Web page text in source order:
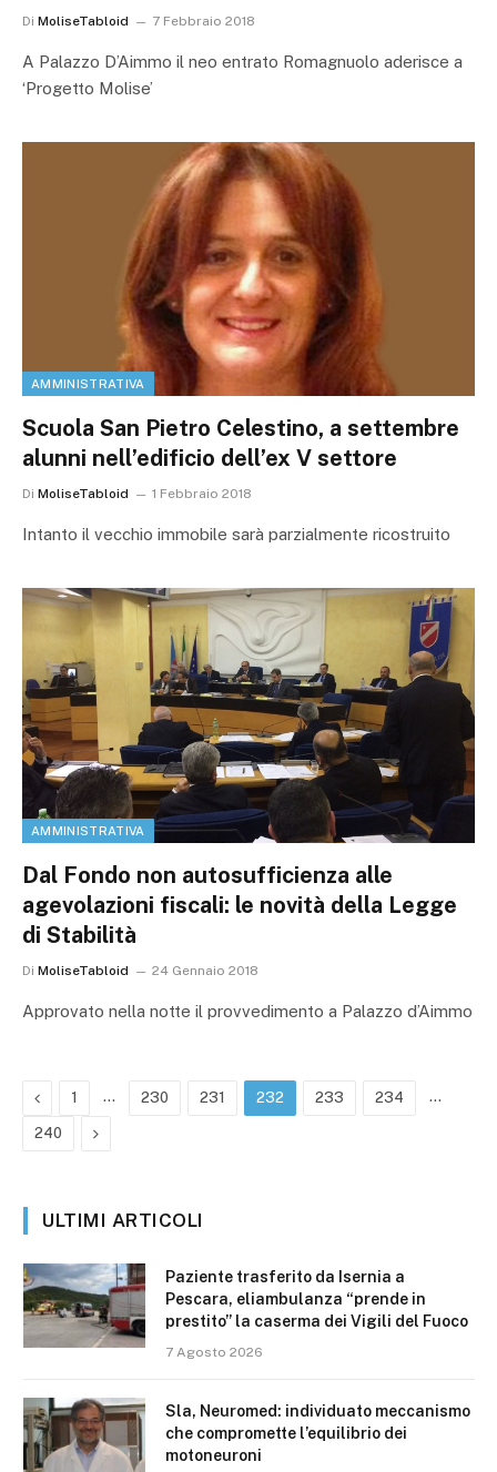
Di MoliseTabloid 7 Febbraio 2018
A Palazzo D’Aimmo il neo entrato Romagnuolo aderisce a
‘Progetto Molise’
AMMINISTRATIVA
Scuola San Pietro Celestino, a settembre
alunni nell’edificio dell’ex V settore
Di MoliseTabloid 1 Febbraio 2018
Intanto il vecchio immobile sarà parzialmente ricostruito
AMMINISTRATIVA
Dal Fondo non autosufficienza alle
agevolazioni fiscali: le novità della Legge
di Stabilità
Di MoliseTabloid 24 Gennaio 2018
Approvato nella notte il provvedimento a Palazzo d’Aimmo
Precedente
1 … 230 231 232 233 234 …
240 Prossimo
ULTIMI ARTICOLI
Paziente trasferito da Isernia a
Pescara, eliambulanza “prende in
prestito” la caserma dei Vigili del Fuoco
7 Agosto 2026
Sla, Neuromed: individuato meccanismo
che compromette l’equilibrio dei
motoneuroni